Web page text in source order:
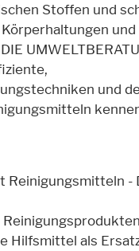
Stoffen und
und
und
Reinigungsmitteln -
Hilfsmittel als